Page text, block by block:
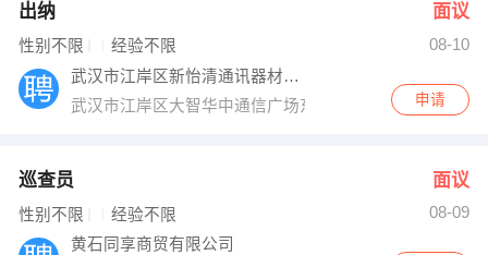
出纳 面议
性别不限 经验不限
08-10
武汉市江岸区新怡清通讯器材经营部
武汉市江岸区大智华中通信广场东232号
申请
巡查员 面议
性别不限 经验不限
08-09
黄石同享商贸有限公司